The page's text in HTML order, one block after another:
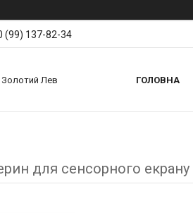
(99) 137-82-34
Золотий Лев ГОЛОВНА
для сенсорного екрану